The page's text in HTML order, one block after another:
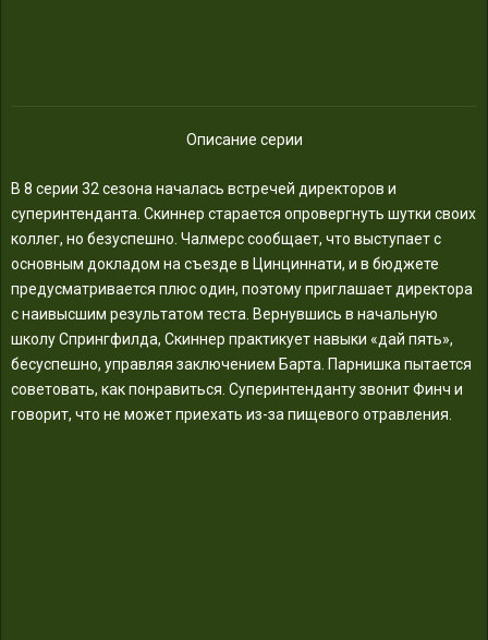
Описание серии
В 8 серии 32 сезона началась встречей директоров и
суперинтенданта. Скиннер старается опровергнуть шутки своих
коллег, но безуспешно. Чалмерс сообщает, что выступает с
основным докладом на съезде в Цинциннати, и в бюджете
предусматривается плюс один, поэтому приглашает директора
с наивысшим результатом теста. Вернувшись в начальную
школу Спрингфилда, Скиннер практикует навыки «дай пять»,
бесуспешно, управляя заключением Барта. Парнишка пытается
советовать, как понравиться. Суперинтенданту звонит Финч и
говорит, что не может приехать из-за пищевого отравления.